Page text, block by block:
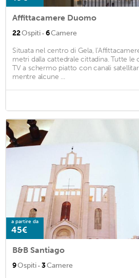
Affittacamere Duomo
22Ospiti · 6Camere
Situata nel centro di Gela,
metri dalla cattedrale cittadina. Tutte le
TV a schermo piatto con canali
mentre alcune ...
a partire da
45€
B&B Santiago
9Ospiti · 3Camere